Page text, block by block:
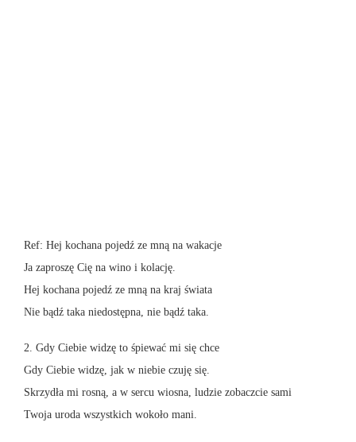
Ref: Hej kochana pojedź ze mną na wakacje
Ja zaproszę Cię na wino i kolację.
Hej kochana pojedź ze mną na kraj świata
Nie bądź taka niedostępna, nie bądź taka.
2. Gdy Ciebie widzę to śpiewać mi się chce
Gdy Ciebie widzę, jak w niebie czuję się.
Skrzydła mi rosną, a w sercu wiosna, ludzie zobaczcie sami
Twoja uroda wszystkich wokoło mani.